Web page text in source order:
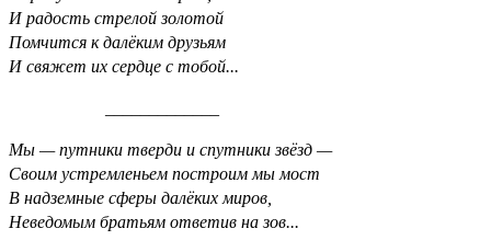
И радость стрелой золотой
Помчится к далёким друзьям
И свяжет их сердце с тобой...
Мы — путники тверди и спутники звёзд —
Своим устремленьем построим мы мост
В надземные сферы далёких миров,
Неведомым братьям ответив на зов...